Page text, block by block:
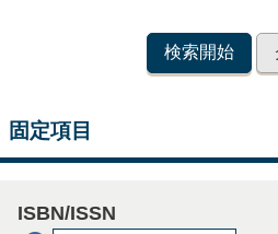
固定項目
ISBN/ISSN